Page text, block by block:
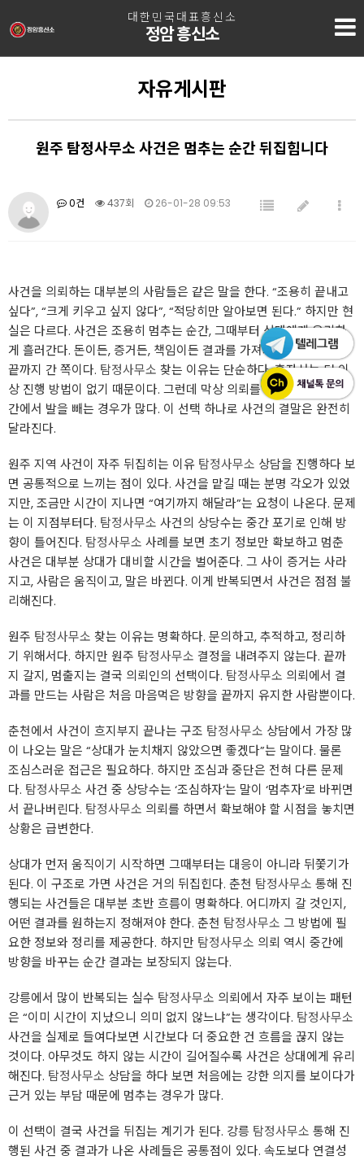
대한민국대표흥신소
정암 흥신소
자유게시판
원주 탐정사무소 사건은 멈추는 순간 뒤집힙니다
0건 437회 26-01-28 09:53
사건을 의뢰하는 대부분의 사람들은 같은 말을 한다. “조용히 끝내고
싶다”, “크게 키우고 싶지 않다”, “적당히만 알아보면 된다.” 하지만 현
실은 다르다. 사건은 조용히 멈추는 순간, 그때부터 상대에게 유리하
게 흘러간다. 돈이든, 증거든, 책임이든 결과를 가져가는 쪽은 언제나
끝까지 간 쪽이다. 탐정사무소 찾는 이유는 단순하다. 혼자서는 더 이
상 진행 방법이 없기 때문이다. 그런데 막상 의뢰를 시작하고 나면 중
간에서 발을 빼는 경우가 많다. 이 선택 하나로 사건의 결말은 완전히
달라진다.
원주 지역 사건이 자주 뒤집히는 이유 탐정사무소 상담을 진행하다 보
면 공통적으로 느끼는 점이 있다. 사건을 맡길 때는 분명 각오가 있었
지만, 조금만 시간이 지나면 “여기까지 해달라”는 요청이 나온다. 문제
는 이 지점부터다. 탐정사무소 사건의 상당수는 중간 포기로 인해 방
향이 틀어진다. 탐정사무소 사례를 보면 초기 정보만 확보하고 멈춘
사건은 대부분 상대가 대비할 시간을 벌어준다. 그 사이 증거는 사라
지고, 사람은 움직이고, 말은 바뀐다. 이게 반복되면서 사건은 점점 불
리해진다.
원주 탐정사무소 찾는 이유는 명확하다. 문의하고, 추적하고, 정리하
기 위해서다. 하지만 원주 탐정사무소 결정을 내려주지 않는다. 끝까
지 갈지, 멈출지는 결국 의뢰인의 선택이다. 탐정사무소 의뢰에서 결
과를 만드는 사람은 처음 마음먹은 방향을 끝까지 유지한 사람뿐이다.
춘천에서 사건이 흐지부지 끝나는 구조 탐정사무소 상담에서 가장 많
이 나오는 말은 “상대가 눈치채지 않았으면 좋겠다”는 말이다. 물론
조심스러운 접근은 필요하다. 하지만 조심과 중단은 전혀 다른 문제
다. 탐정사무소 사건 중 상당수는 ‘조심하자’는 말이 ‘멈추자’로 바뀌면
서 끝나버린다. 탐정사무소 의뢰를 하면서 확보해야 할 시점을 놓치면
상황은 급변한다.
상대가 먼저 움직이기 시작하면 그때부터는 대응이 아니라 뒤쫓기가
된다. 이 구조로 가면 사건은 거의 뒤집힌다. 춘천 탐정사무소 통해 진
행되는 사건들은 대부분 초반 흐름이 명확하다. 어디까지 갈 것인지,
어떤 결과를 원하는지 정해져야 한다. 춘천 탐정사무소 그 방법에 필
요한 정보와 정리를 제공한다. 하지만 탐정사무소 의뢰 역시 중간에
방향을 바꾸는 순간 결과는 보장되지 않는다.
강릉에서 많이 반복되는 실수 탐정사무소 의뢰에서 자주 보이는 패턴
은 “이미 시간이 지났으니 의미 없지 않느냐”는 생각이다. 탐정사무소
사건을 실제로 들여다보면 시간보다 더 중요한 건 흐름을 끊지 않는
것이다. 아무것도 하지 않는 시간이 길어질수록 사건은 상대에게 유리
해진다. 탐정사무소 상담을 하다 보면 처음에는 강한 의지를 보이다가
근거 있는 부담 때문에 멈추는 경우가 많다.
이 선택이 결국 사건을 뒤집는 계기가 된다. 강릉 탐정사무소 통해 진
행된 사건 중 결과가 나온 사례들은 공통점이 있다. 속도보다 연결성